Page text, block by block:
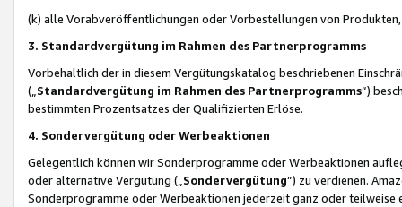
(k) alle Vorabveröffentlichungen oder Vorbestellungen von
3. Standardvergütung im Rahmen des Partnerprogramms
Vorbehaltlich der in diesem Vergütungskatalog beschriebenen
(„ Standardvergütung im Rahmen des Partnerprogramms“)
bestimmten Prozentsatzes der Qualifizierten Erlöse.
4. Sondervergütung oder Werbeaktionen
Gelegentlich können wir Sonderprogramme oder Werbeaktionen
oder alternative Vergütung („ Sondervergütung”) zu verdienen.
Sonderprogramme oder Werbeaktionen jederzeit ganz oder